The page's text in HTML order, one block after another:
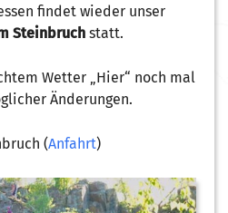
findet wieder unser
Steinbruch statt.
Wetter „Hier“ noch mal
Änderungen.
(Anfahrt)